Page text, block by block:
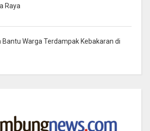
Raya
Warga Terdampak Kebakaran di